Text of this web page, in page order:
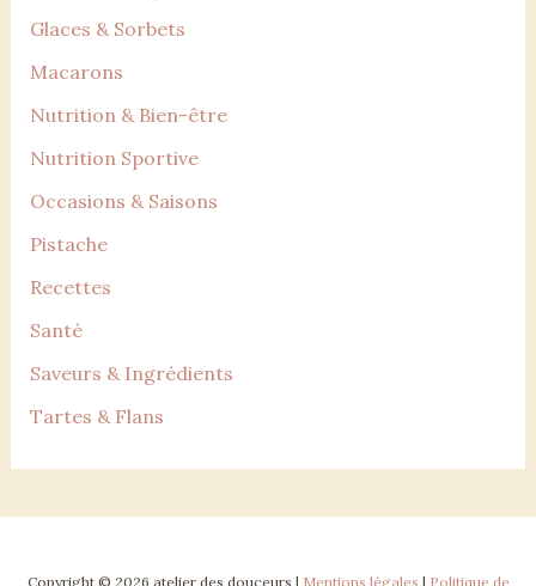
Glaces & Sorbets
Macarons
Nutrition & Bien-être
Nutrition Sportive
Occasions & Saisons
Pistache
Recettes
Santé
Saveurs & Ingrédients
Tartes & Flans
Copyright © 2026 atelier des douceurs | Mentions légales | Politique de